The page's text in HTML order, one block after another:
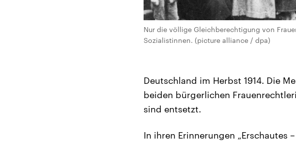
Nur die völlige Gleichberechtigung von
Sozialistinnen. (picture alliance / dpa)
Deutschland im Herbst 1914. Die
beiden bürgerlichen
sind entsetzt.
In ihren Erinnerungen „Erschautes